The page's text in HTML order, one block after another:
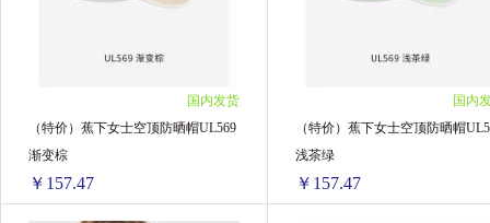
4盒 ￥156.48(￥39.12/单盒)
8盒 ￥276.16(￥34.52/单盒)
4盒 ￥368.24(￥92.06/单盒)
8盒 ￥699.6(￥87.45/单盒)
12盒 ￥966.6(￥80.55/单盒)
国内发货
（特价）蕉下女士空顶防晒帽UL569
渐变棕
￥157.47
国内
（特价）蕉下女士空顶防晒帽
浅茶绿
￥157.47